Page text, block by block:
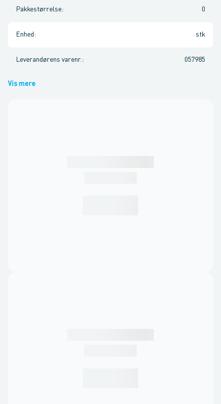
Pakkestørrelse: 0
Enhed : stk
Leverandørens varenr. : 057985
Vis mere